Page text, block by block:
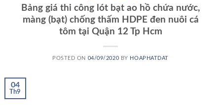
Bảng giá thi công lót bạt ao hồ chứa nước,
màng (bạt) chống thấm HDPE đen nuôi cá
tôm tại Quận 12 Tp Hcm
POSTED ON 04/09/2020 BY HOAPHATDAT
04
Th9